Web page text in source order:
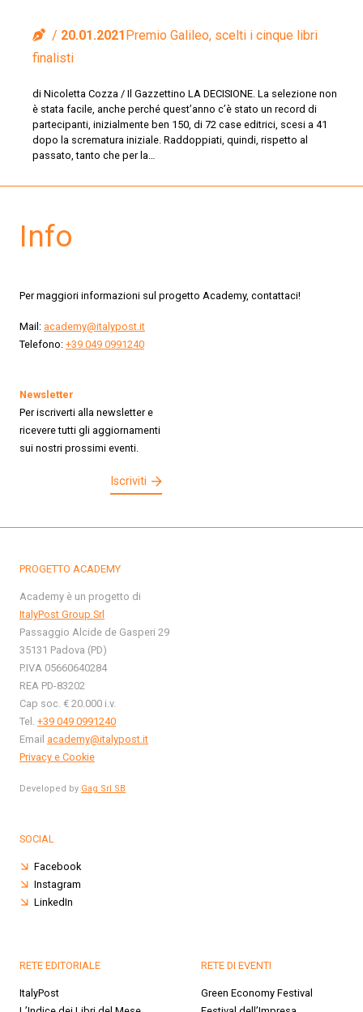
20.01.2021 Premio Galileo, scelti i cinque libri
finalisti
di Nicoletta Cozza / Il Gazzettino LA DECISIONE. La selezione non
è stata facile, anche perché quest’anno c’è stato un record di
partecipanti, inizialmente ben 150, di 72 case editrici, scesi a 41
dopo la scrematura iniziale. Raddoppiati, quindi, rispetto al
passato, tanto che per la…
Info
Per maggiori informazioni sul progetto Academy, contattaci!
Mail: academy@italypost.it
Telefono: +39 049 0991240
Newsletter
Per iscriverti alla newsletter e
ricevere tutti gli aggiornamenti
sui nostri prossimi eventi.
Iscriviti
PROGETTO ACADEMY
Academy è un progetto di
ItalyPost Group Srl
Passaggio Alcide de Gasperi 29
35131 Padova (PD)
P.IVA 05660640284
REA PD-83202
Cap soc. € 20.000 i.v.
Tel. +39 049 0991240
Email academy@italypost.it
Privacy e Cookie
Developed by Gag Srl SB
SOCIAL
Facebook
Instagram
LinkedIn
RETE EDITORIALE
ItalyPost
RETE DI EVENTI
Green Economy Festival